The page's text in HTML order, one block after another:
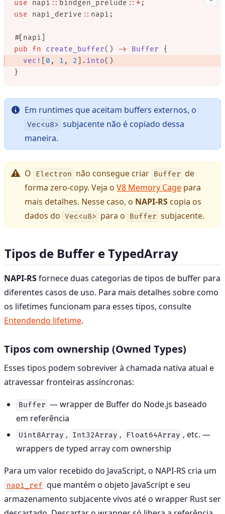
use napi :: bindgen_prelude ::* ;
use napi_derive :: napi;
#[napi]
pub fn create_buffer() -> Buffer {
  vec!
0 , 1 , 2 . into()
}
Em runtimes que aceitam buffers externos, o
Vec<u8> subjacente não é copiado dessa
maneira.
O Electron não consegue criar Buffer de
forma zero-copy. Veja o V8 Memory Cage para
mais detalhes. Nesse caso, o NAPI-RS copia os
dados do Vec<u8> para o Buffer subjacente.
Tipos de Buffer e TypedArray
NAPI-RSfornece duas categorias de tipos de buffer para
diferentes casos de uso. Para mais detalhes sobre como
os lifetimes funcionam para esses tipos, consulte
Entendendo lifetime.
Tipos com ownership (Owned Types)
Esses tipos podem sobreviver à chamada nativa atual e
atravessar fronteiras assíncronas:
Buffer — wrapper de Buffer do Node.js baseado
em referência
Uint8Array , Int32Array , Float64Array , etc. —
wrappers de typed array com ownership
Para um valor recebido do JavaScript, o NAPI-RS cria um
napi_ref que mantém o objeto JavaScript e seu
armazenamento subjacente vivos até o wrapper Rust ser